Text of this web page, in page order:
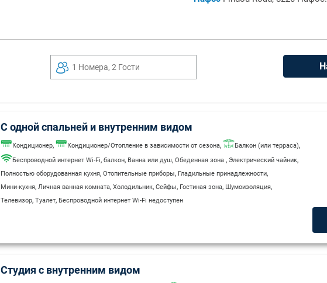
1 Номера, 2 Гости
С одной спальней и внутренним видом
Кондиционер, Кондиционер/Отопление в зависимости от сезона, Балкон (или терраса),
Беспроводной интернет Wi-Fi, балкон, Ванна или душ, Обеденная зона , Электрический чайник,
Полностью оборудованная кухня, Отопительные приборы, Гладильные принадлежности,
Мини-кухня, Личная ванная комната, Холодильник, Сейфы, Гостиная зона, Шумоизоляция,
Телевизор, Туалет, Беспроводной интернет Wi-Fi недоступен
Студия с внутренним видом